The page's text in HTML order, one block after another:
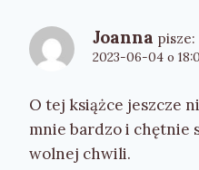
Joanna pisze:
2023-06-04 o
O tej książce jeszcze
mnie bardzo i chętnie
wolnej chwili.